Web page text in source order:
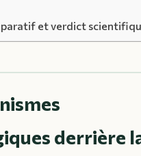
et verdict
derrière